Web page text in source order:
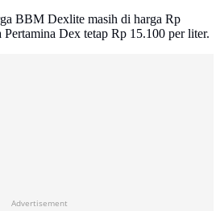
BBM Dexlite masih di harga Rp
Pertamina Dex tetap Rp 15.100 per liter.
Advertisement